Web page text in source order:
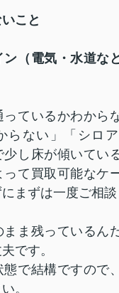
こと
（電気・水道な
ているかわから
らない」「シロア
少し床が傾いてい
って買取可能なケ
まずは一度ご相談
まま残っているん
です。
態で結構ですので
。